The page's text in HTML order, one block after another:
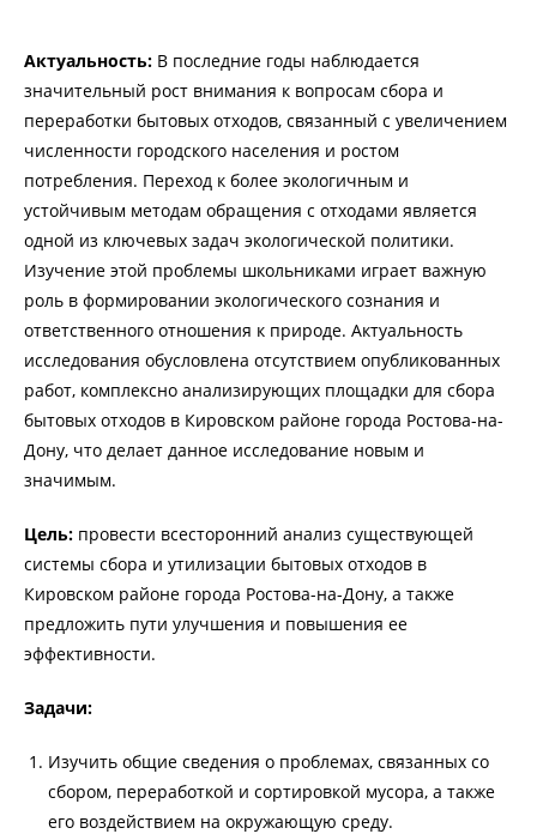
Актуальность: В последние годы наблюдается
значительный рост внимания к вопросам сбора и
переработки бытовых отходов, связанный с увеличением
численности городского населения и ростом
потребления. Переход к более экологичным и
устойчивым методам обращения с отходами является
одной из ключевых задач экологической политики.
Изучение этой проблемы школьниками играет важную
роль в формировании экологического сознания и
ответственного отношения к природе. Актуальность
исследования обусловлена отсутствием опубликованных
работ, комплексно анализирующих площадки для сбора
бытовых отходов в Кировском районе города Ростова-на-
Дону, что делает данное исследование новым и
значимым.
Цель: провести всесторонний анализ существующей
системы сбора и утилизации бытовых отходов в
Кировском районе города Ростова-на-Дону, а также
предложить пути улучшения и повышения ее
эффективности.
Задачи:
Изучить общие сведения о проблемах, связанных со
сбором, переработкой и сортировкой мусора, а также
его воздействием на окружающую среду.